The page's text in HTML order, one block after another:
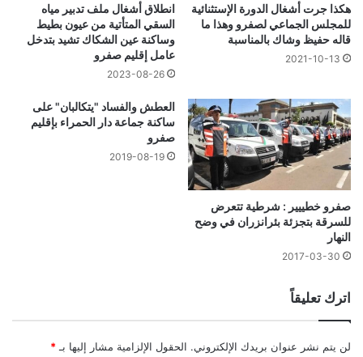
هكذا جرت أشغال الدورة الإستثنائية
للمجلس الجماعي لصفرو وهذا ما
قاله حفيظ وشاك بالمناسبة
2021-10-13
انطلاق أشغال ملف تدبير مياه
السقي المتأتية من عيون بطيط
وساكنة عين الشكاك تشيد بتدخل
عامل إقليم صفرو
2023-08-26
صفرو خطييير : شرطية تتعرض
للسرقة بتجزئة بئرانزران في وضح
النهار
2017-03-30
العطش والفساد "يتكالبان" على
ساكنة جماعة دار الحمراء بإقليم
صفرو
2019-08-19
اترك تعليقاً
لن يتم نشر عنوان بريدك الإلكتروني. الحقول الإلزامية مشار إليها بـ *